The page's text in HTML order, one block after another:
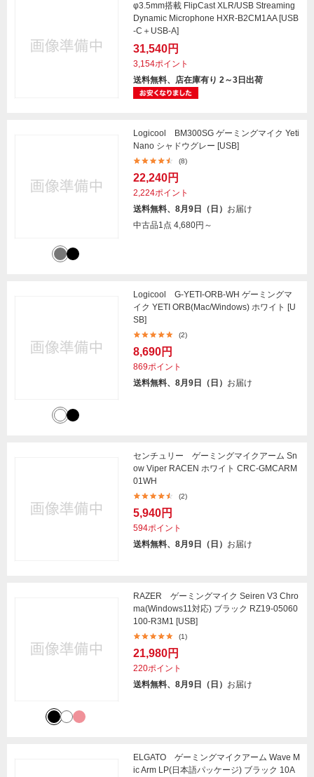
φ3.5mm搭載 FlipCast XLR/USB Streaming
Dynamic Microphone HXR-B2CM1AA [USB
-C＋USB-A]
31,540円
3,154ポイント
送料無料、店在庫有り 2～3日出荷
Logicool BM300SG ゲーミングマイク Yeti
Nano シャドウグレー [USB]
(8)
22,240円
2,224ポイント
送料無料、8月9日（日） お届け
中古品1点 4,680円～
Logicool G-YETI-ORB-WH ゲーミングマ
イク YETI ORB(Mac/Windows) ホワイト [U
SB]
(2)
8,690円
869ポイント
送料無料、8月9日（日） お届け
センチュリー ゲーミングマイクアーム Sn
ow Viper RACEN ホワイト CRC-GMCARM
01WH
(2)
5,940円
594ポイント
送料無料、8月9日（日） お届け
RAZER ゲーミングマイク Seiren V3 Chro
ma(Windows11対応) ブラック RZ19-05060
100-R3M1 [USB]
(1)
21,980円
220ポイント
送料無料、8月9日（日） お届け
ELGATO ゲーミングマイクアーム Wave M
ic Arm LP(日本語パッケージ) ブラック 10A